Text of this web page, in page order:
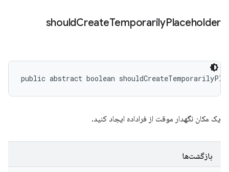
shouldCreateTemporarilyPlaceholder
public abstract boolean
یک مکان نگهدار موقت از فراداده ایجاد کنید.
بازگشت‌ها